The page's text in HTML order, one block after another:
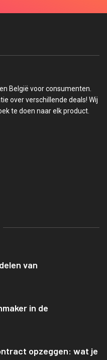
België voor consumenten.
over verschillende deals! Wij
te doen naar elk product.
van
in de
opzeggen: wat je